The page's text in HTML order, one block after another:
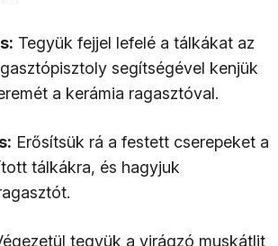
Tegyük fejjel lefelé a tálkákat az
segítségével kenjük
a kerámia ragasztóval.
Erősítsük rá a festett cserepeket a
tálkákra, és hagyjuk
tegyük a virágzó muskátlit